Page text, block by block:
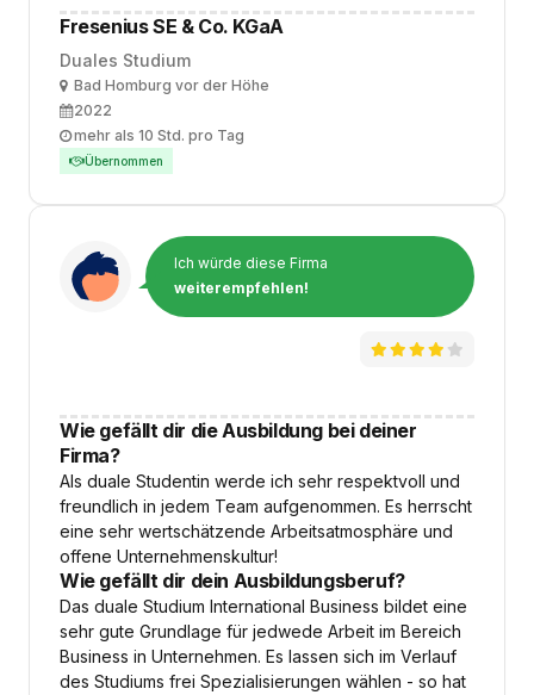
Fresenius SE & Co. KGaA
Duales Studium
OrtBad Homburg vor der Höhe
Ausbildungsbeginn
2022
Arbeitszeit
mehr als 10 Std. pro Tag
Übernommen
Ich würde diese Firma
weiterempfehlen!
Wie gefällt dir die Ausbildung bei deiner
Firma?
Als duale Studentin werde ich sehr respektvoll und
freundlich in jedem Team aufgenommen. Es herrscht
eine sehr wertschätzende Arbeitsatmosphäre und
offene Unternehmenskultur!
Wie gefällt dir dein Ausbildungsberuf?
Das duale Studium International Business bildet eine
sehr gute Grundlage für jedwede Arbeit im Bereich
Business in Unternehmen. Es lassen sich im Verlauf
des Studiums frei Spezialisierungen wählen - so hat